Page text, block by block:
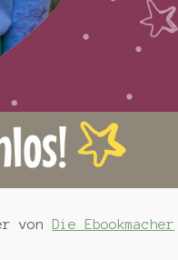
von
Die Ebookmacher